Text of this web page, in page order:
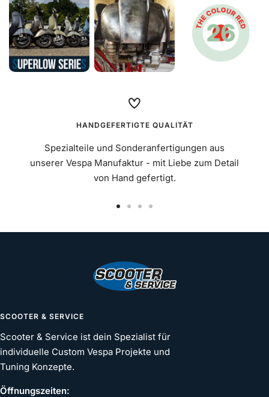
HANDGEFERTIGTE QUALITÄT
Spezialteile und Sonderanfertigungen aus
unserer Vespa Manufaktur - mit Liebe zum Detail
von Hand gefertigt.
SCOOTER & SERVICE
Scooter & Service ist dein Spezialist für
individuelle Custom Vespa Projekte und
Tuning Konzepte.
Öffnungszeiten: